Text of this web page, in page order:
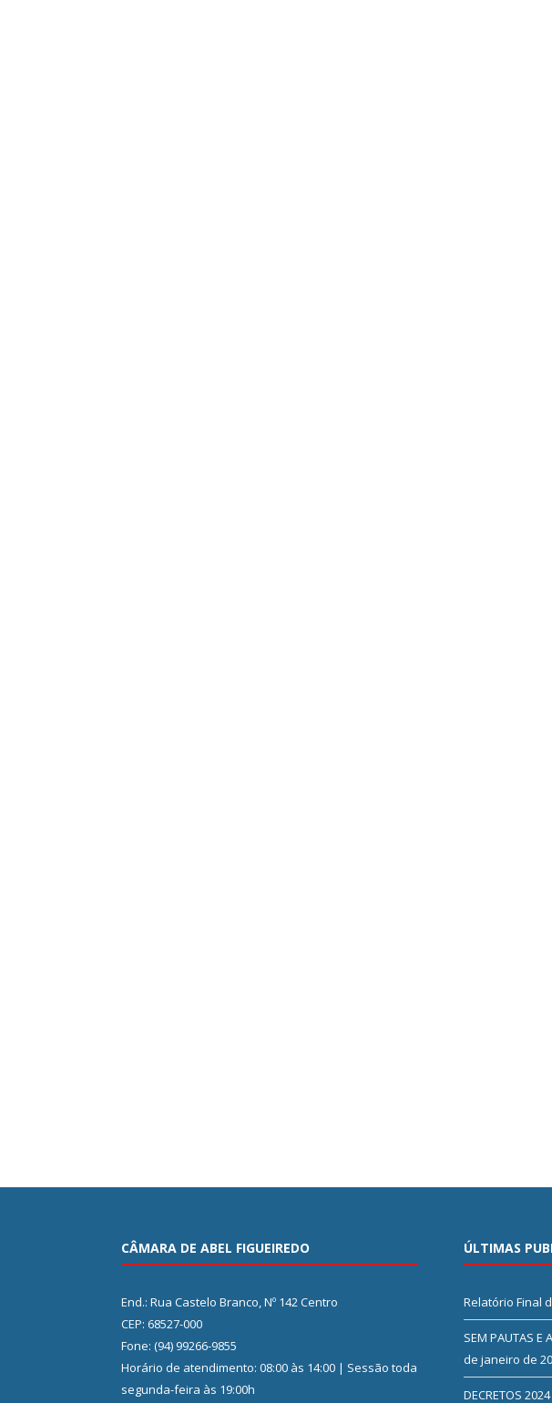
CÂMARA DE ABEL FIGUEIREDO
End.: Rua Castelo Branco, Nº 142 Centro
CEP: 68527-000
Fone: (94) 99266-9855
Horário de atendimento: 08:00 às 14:00 | Sessão toda
segunda-feira às 19:00h
ÚLTIMAS
Relatório Final
SEM PAUTAS E
de janeiro de
DECRETOS 2024